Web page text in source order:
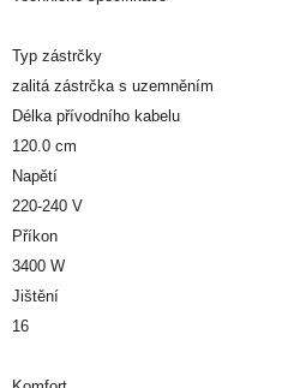
Typ zástrčky
zalitá zástrčka s uzemněním
Délka přívodního kabelu
120.0 cm
Napětí
220-240 V
Příkon
3400 W
Jištění
16